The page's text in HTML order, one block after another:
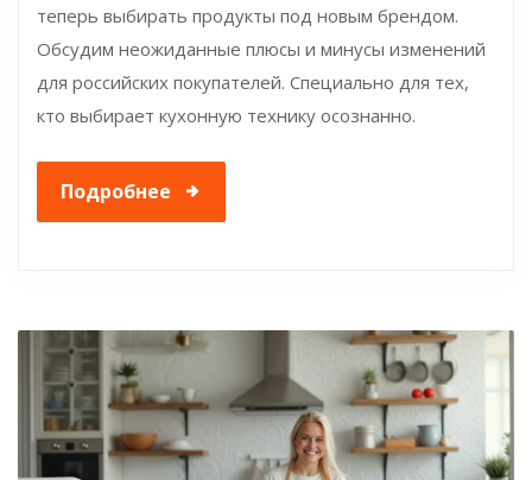
теперь выбирать продукты под новым брендом.
Обсудим неожиданные плюсы и минусы изменений
для российских покупателей. Специально для тех,
кто выбирает кухонную технику осознанно.
Подробнее